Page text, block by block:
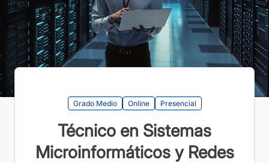
Grado Medio Online Presencial
Técnico en Sistemas
Microinformáticos y Redes